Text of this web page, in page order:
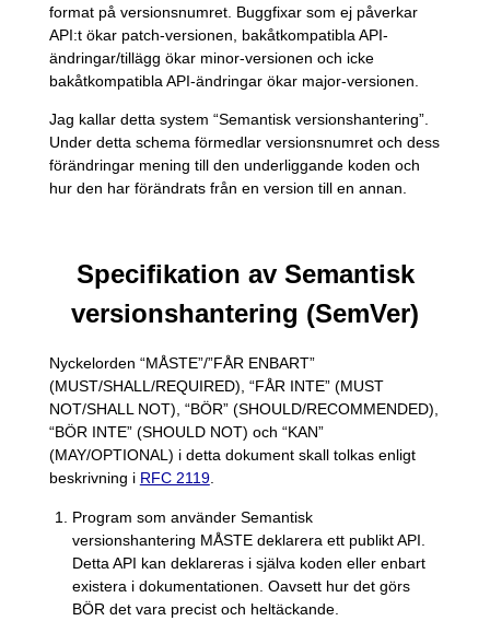
format på versionsnumret. Buggfixar som ej påverkar
API:t ökar patch-versionen, bakåtkompatibla API-
ändringar/tillägg ökar minor-versionen och icke
bakåtkompatibla API-ändringar ökar major-versionen.
Jag kallar detta system “Semantisk versionshantering”.
Under detta schema förmedlar versionsnumret och dess
förändringar mening till den underliggande koden och
hur den har förändrats från en version till en annan.
Specifikation av Semantisk
versionshantering (SemVer)
Nyckelorden “MÅSTE”/”FÅR ENBART”
(MUST/SHALL/REQUIRED), “FÅR INTE” (MUST
NOT/SHALL NOT), “BÖR” (SHOULD/RECOMMENDED),
“BÖR INTE” (SHOULD NOT) och “KAN”
(MAY/OPTIONAL) i detta dokument skall tolkas enligt
beskrivning i RFC 2119.
Program som använder Semantisk
versionshantering MÅSTE deklarera ett publikt API.
Detta API kan deklareras i själva koden eller enbart
existera i dokumentationen. Oavsett hur det görs
BÖR det vara precist och heltäckande.